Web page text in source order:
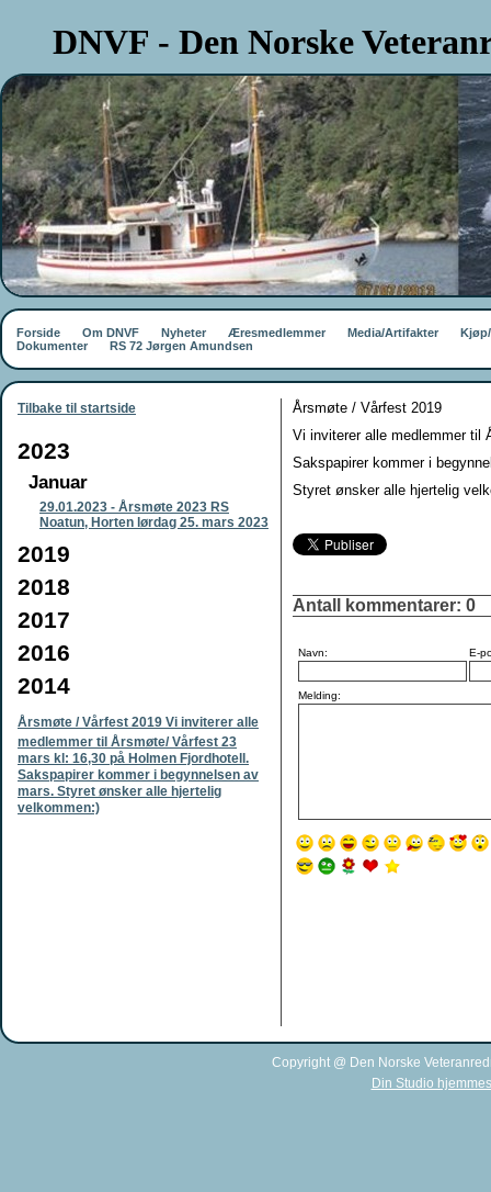
DNVF - Den Norske
Forside Om DNVF Nyheter Æresmedlemmer Media/Artifakter
Dokumenter
RS 72 Jørgen Amundsen
Tilbake til startside
2023
Januar
29.01.2023 - Årsmøte 2023 RS
Noatun, Horten lørdag 25. mars 2023
2019
2018
2017
2016
2014
Årsmøte / Vårfest 2019 Vi inviterer alle
medlemmer til Årsmøte/ Vårfest 23
mars kl: 16,30 på Holmen Fjordhotell.
Sakspapirer kommer i begynnelsen av
mars. Styret ønsker alle hjertelig
velkommen:)
Årsmøte / Vårfest 2019
Vi inviterer alle medlemmer til
Sakspapirer kommer i
Styret ønsker alle hjertelig
Antall kommentarer: 0
Navn: E-
Melding:
Copyright @ Den Norske
Din Studio